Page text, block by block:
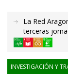
La Red
terceras
INVESTIGACIÓN Y